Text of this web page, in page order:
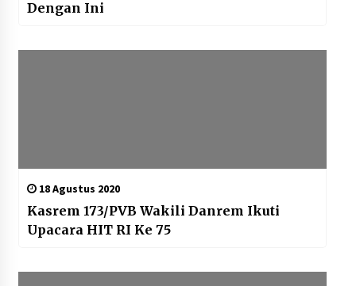
Dengan Ini
18 Agustus 2020
Kasrem 173/PVB Wakili Danrem Ikuti
Upacara HIT RI Ke 75